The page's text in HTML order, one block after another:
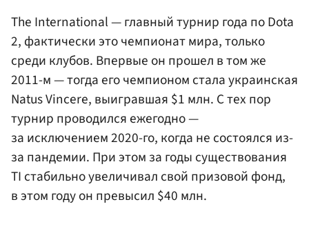
The International — главный турнир года по Dota
2, фактически это чемпионат мира, только
среди клубов. Впервые он прошел в том же
2011-м — тогда его чемпионом стала украинская
Natus Vincere, выигравшая $1 млн. С тех пор
турнир проводился ежегодно —
за исключением 2020-го, когда не состоялся из-
за пандемии. При этом за годы существования
TI стабильно увеличивал свой призовой фонд,
в этом году он превысил $40 млн.